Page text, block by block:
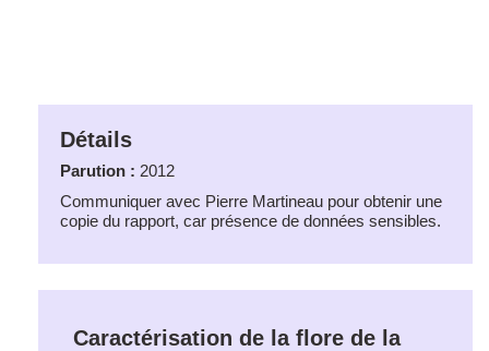
Détails
Parution : 2012
Communiquer avec Pierre Martineau pour obtenir une
copie du rapport, car présence de données sensibles.
Caractérisation de la flore de la